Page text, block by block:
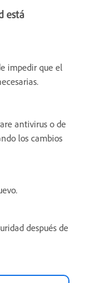
está
impedir que el
antivirus o de
los cambios
después de